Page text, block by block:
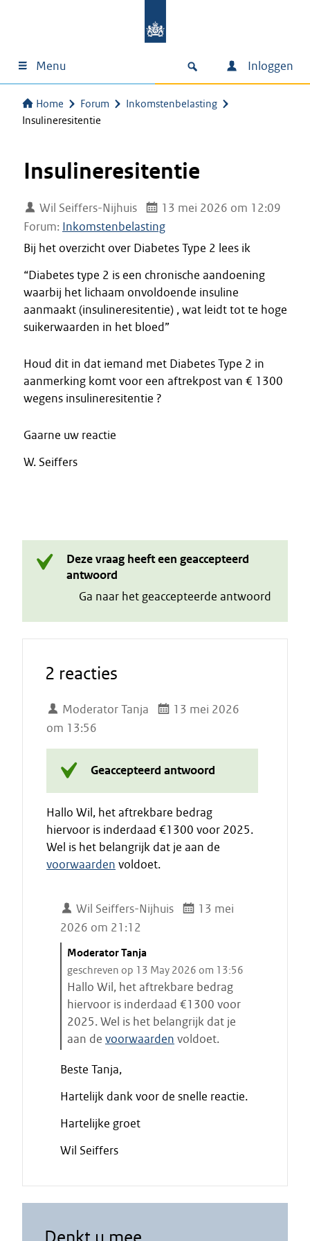
Menu Inloggen
Home Forum
Inkomstenbelasting
Insulineresitentie
Insulineresitentie
Wil Seiffers-Nijhuis
13 mei 2026 om 12:09
Forum: Inkomstenbelasting
Bij het overzicht over Diabetes Type 2 lees ik
“Diabetes type 2 is een chronische aandoening
waarbij het lichaam onvoldoende insuline
aanmaakt (insulineresitentie) , wat leidt tot te hoge
suikerwaarden in het bloed”
Houd dit in dat iemand met Diabetes Type 2 in
aanmerking komt voor een aftrekpost van € 1300
wegens insulineresitentie ?
Gaarne uw reactie
W. Seiffers
Deze vraag heeft een geaccepteerd
antwoord
Ga naar het geaccepteerde antwoord
2 reacties
Moderator Tanja
13 mei 2026
om 13:56
Geaccepteerd antwoord
Hallo Wil, het aftrekbare bedrag
hiervoor is inderdaad €1300 voor 2025.
Wel is het belangrijk dat je aan de
voorwaarden voldoet.
Wil Seiffers-Nijhuis
13 mei
2026 om 21:12
C
i
t
a
a
t
t
r
t
n
Moderator Tanja
geschreven op 13 May 2026 om 13:56
Hallo Wil, het aftrekbare bedrag
hiervoor is inderdaad €1300 voor
2025. Wel is het belangrijk dat je
aan de voorwaarden voldoet.
i
e
i
a
a
Beste Tanja,
Hartelijk dank voor de snelle reactie.
Hartelijke groet
Wil Seiffers